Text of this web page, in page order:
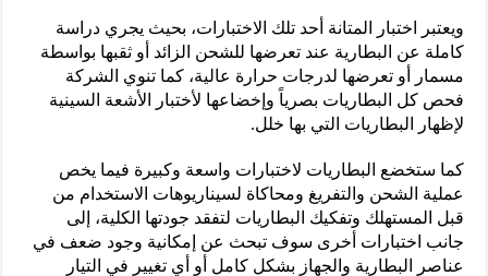
ويعتبر اختبار المتانة أحد تلك الاختبارات، بحيث يجري دراسة
كاملة عن البطارية عند تعرضها للشحن الزائد أو ثقبها بواسطة
مسمار أو تعرضها لدرجات حرارة عالية، كما تنوي الشركة
فحص كل البطاريات بصرياً وإخضاعها لأختبار الأشعة السينية
لإظهار البطاريات التي بها خلل.
كما ستخضع البطاريات لاختبارات واسعة وكبيرة فيما يخص
عملية الشحن والتفريغ ومحاكاة لسيناريوهات الاستخدام من
قبل المستهلك وتفكيك البطاريات لتفقد جودتها الكلية، إلى
جانب اختبارات أخرى سوف تبحث عن إمكانية وجود ضعف في
عناصر البطارية والجهاز بشكل كامل أو أي تغيير في التيار